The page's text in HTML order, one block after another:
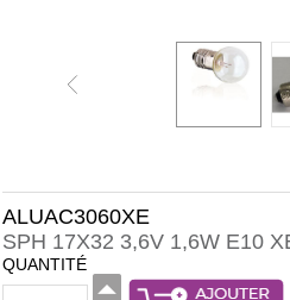
ALUAC3060XE
SPH 17X32 3,6V 1,6W E10
QUANTITÉ